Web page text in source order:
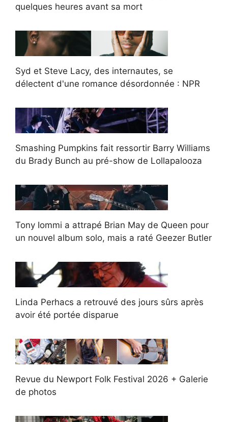
quelques heures avant sa mort
Syd et Steve Lacy, des internautes, se
délectent d'une romance désordonnée : NPR
Smashing Pumpkins fait ressortir Barry Williams
du Brady Bunch au pré-show de Lollapalooza
Tony Iommi a attrapé Brian May de Queen pour
un nouvel album solo, mais a raté Geezer Butler
Linda Perhacs a retrouvé des jours sûrs après
avoir été portée disparue
Revue du Newport Folk Festival 2026 + Galerie
de photos